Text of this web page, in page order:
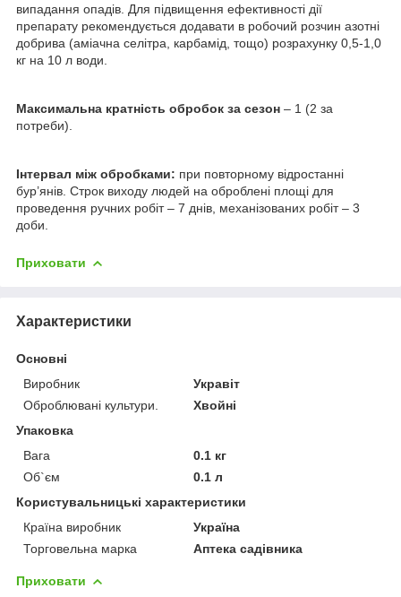
випадання опадів. Для підвищення ефективності дії
препарату рекомендується додавати в робочий розчин азотні
добрива (аміачна селітра, карбамід, тощо) розрахунку 0,5-1,0
кг на 10 л води.
Максимальна кратність обробок за сезон – 1 (2 за
потреби).
Інтервал між обробками: при повторному відростанні
бур’янів. Строк виходу людей на оброблені площі для
проведення ручних робіт – 7 днів, механізованих робіт – 3
доби.
Приховати
Характеристики
Основні
Виробник
Укравіт
Оброблювані культури.
Хвойні
Упаковка
Вага
0.1 кг
Об`єм
0.1 л
Користувальницькі характеристики
Країна виробник
Україна
Торговельна марка
Аптека садівника
Приховати